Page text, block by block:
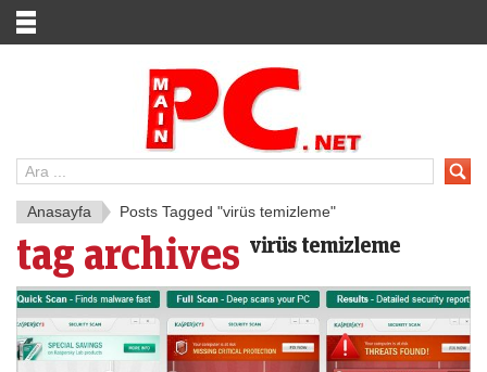
Anasayfa Posts Tagged "virüs temizleme"
tag archives virüs temizleme